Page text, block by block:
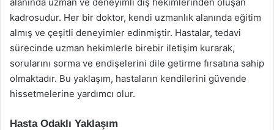
kadrosudur. Her bir doktor, kendi uzmanlık alanında eğitim
almış ve çeşitli deneyimler edinmiştir. Hastalar, tedavi
sürecinde uzman hekimlerle birebir iletişim kurarak,
sorularını sorma ve endişelerini dile getirme fırsatına sahip
olmaktadır. Bu yaklaşım, hastaların kendilerini güvende
hissetmelerine yardımcı olur.
Hasta Odaklı Yaklaşım